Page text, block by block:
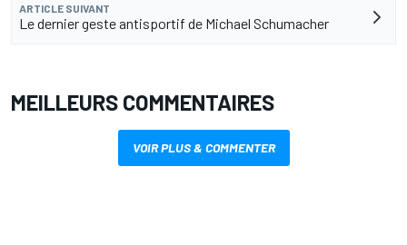
ARTICLE SUIVANT
Le dernier geste antisportif de Michael Schumacher
MEILLEURS COMMENTAIRES
VOIR PLUS & COMMENTER